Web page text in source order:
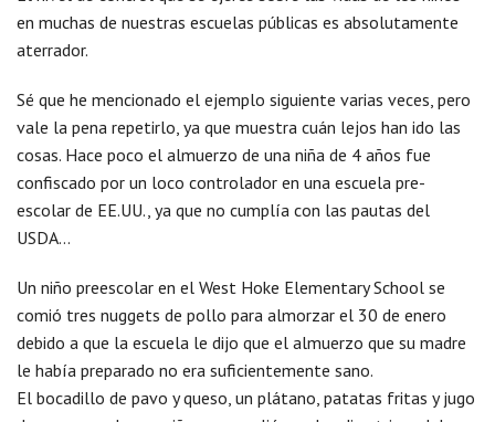
en muchas de nuestras escuelas públicas es absolutamente
aterrador.
Sé que he mencionado el ejemplo siguiente varias veces, pero
vale la pena repetirlo, ya que muestra cuán lejos han ido las
cosas. Hace poco el almuerzo de una niña de 4 años fue
confiscado por un loco controlador en una escuela pre-
escolar de EE.UU., ya que no cumplía con las pautas del
USDA…
Un niño preescolar en el West Hoke Elementary School se
comió tres nuggets de pollo para almorzar el 30 de enero
debido a que la escuela le dijo que el almuerzo que su madre
le había preparado no era suficientemente sano.
El bocadillo de pavo y queso, un plátano, patatas fritas y jugo